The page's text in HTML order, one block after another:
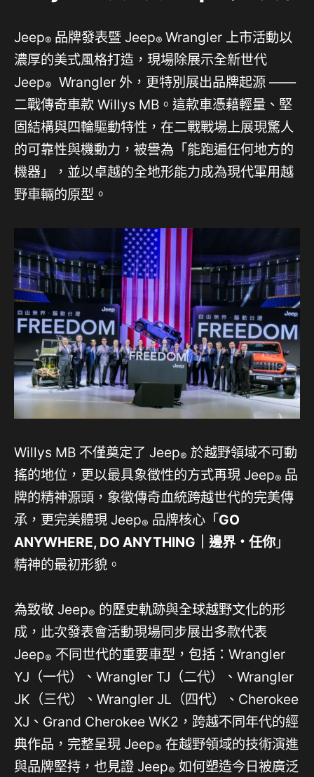
Jeep® 品牌發表暨 Jeep® Wrangler 上市活動以
濃厚的美式風格打造，現場除展示全新世代
Jeep®
Wrangler 外，更特別展出品牌起源 ——
二戰傳奇車款 Willys MB。這款車憑藉輕量、堅
固結構與四輪驅動特性，在二戰戰場上展現驚人
的可靠性與機動力，被譽為「能跑遍任何地方的
機器」，並以卓越的全地形能力成為現代軍用越
野車輛的原型。
Willys MB 不僅奠定了 Jeep® 於越野領域不可動
搖的地位，更以最具象徵性的方式再現 Jeep® 品
牌的精神源頭，象徵傳奇血統跨越世代的完美傳
承，更完美體現 Jeep® 品牌核心「GO
ANYWHERE, DO ANYTHING ｜邊界・任你 」
精神的最初形貌。
為致敬 Jeep® 的歷史軌跡與全球越野文化的形
成，此次發表會活動現場同步展出多款代表
Jeep® 不同世代的重要車型，包括：Wrangler
YJ（一代）、Wrangler TJ（二代）、Wrangler
JK（三代）、Wrangler JL（四代）、Cherokee
XJ、Grand Cherokee WK2，跨越不同年代的經
典作品，完整呈現 Jeep® 在越野領域的技術演進
與品牌堅持，也見證 Jeep® 如何塑造今日被廣泛